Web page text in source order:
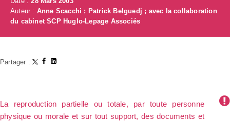
Auteur : Anne Scacchi ; Patrick Belguedj ; avec la collaboration
du cabinet SCP Huglo-Lepage Associés
Partager :
La reproduction partielle ou totale, par toute personne
physique ou morale et sur tout support, des documents et